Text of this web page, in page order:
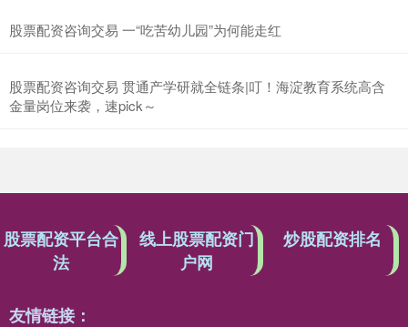
股票配资咨询交易 一“吃苦幼儿园”为何能走红
股票配资咨询交易 贯通产学研就全链条|叮！海淀教育系统高含
金量岗位来袭，速pick～
股票配资平台合
法
线上股票配资门
户网
炒股配资排名
友情链接：